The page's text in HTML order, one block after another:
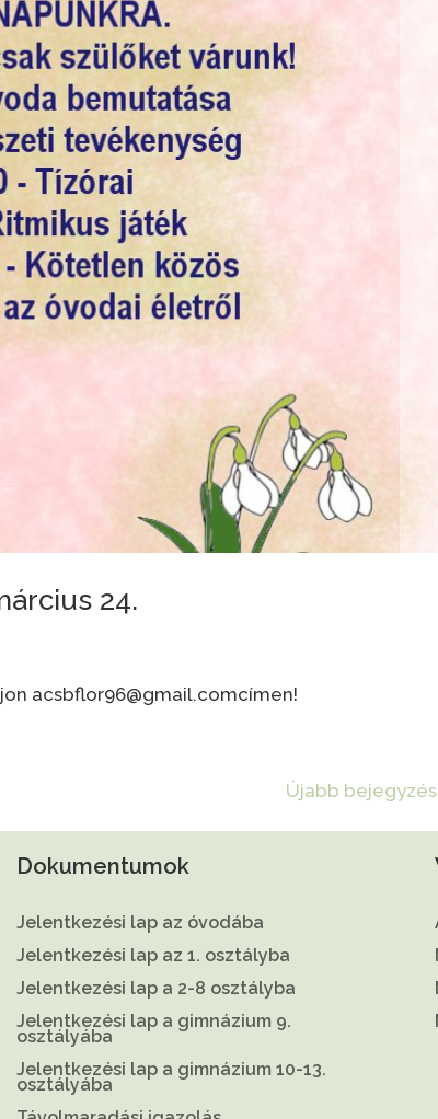
24.
acsbflor96@gmail.comcímen!
Újabb
Dokumentumok
Jelentkezési lap az óvodába
Jelentkezési lap az 1. osztályba
Jelentkezési lap a 2-8 osztályba
Jelentkezési lap a gimnázium 9.
osztályába
Jelentkezési lap a gimnázium 10-13.
osztályába